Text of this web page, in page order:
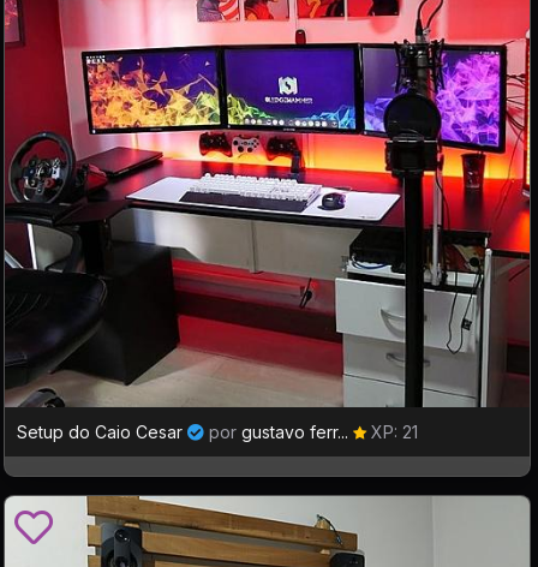
Setup do Caio Cesar por gustavo ferr... XP: 21